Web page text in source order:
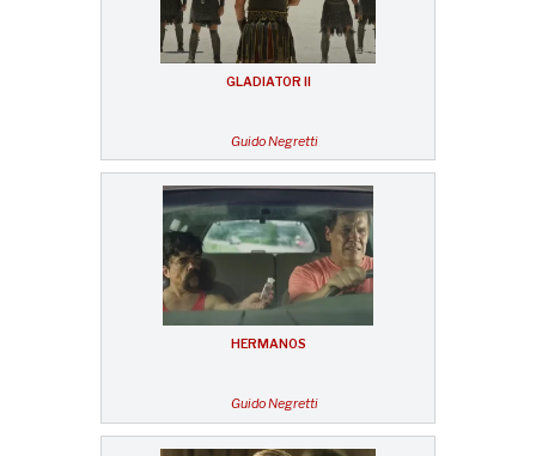
GLADIATOR II
Guido Negretti
HERMANOS
Guido Negretti